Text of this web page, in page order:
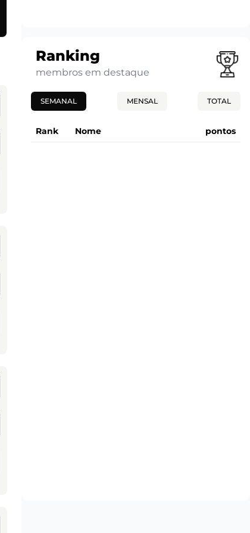
Ranking
membros em destaque
SEMANAL MENSAL TOTAL
Rank Nome pontos